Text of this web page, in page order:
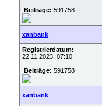
Beiträge: 591758
xanbank
Registrierdatum:
22.11.2023, 07:10
Beiträge: 591758
xanbank